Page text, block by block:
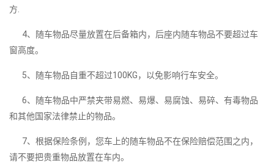
方.
4、随车物品尽量放置在后备箱内，后座内随车物品不要超过车
窗高度。
5、随车物品自重不超过100KG，以免影响行车安全。
6、随车物品中严禁夹带易燃、易爆、易腐蚀、易碎、有毒物品
和其他国家法律禁止的物品。
7、根据保险条例，您车上的随车物品不在保险赔偿范围之内，
请不要把贵重物品放置在车内。